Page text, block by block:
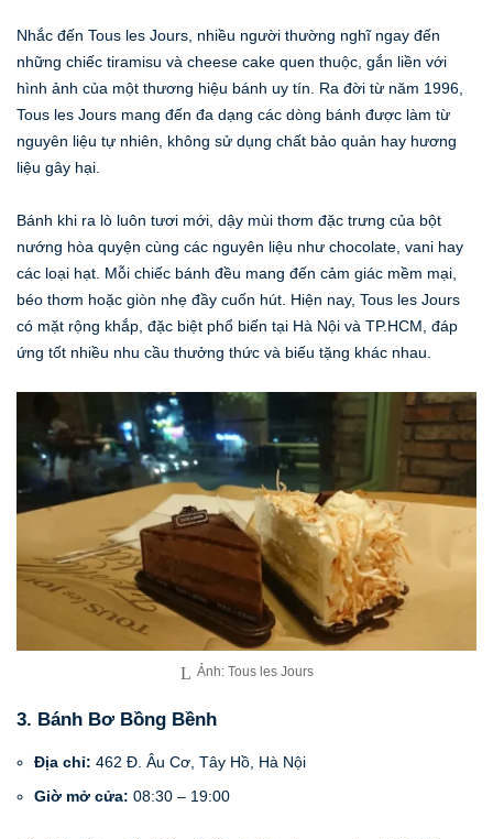
Nhắc đến Tous les Jours, nhiều người thường nghĩ ngay đến
những chiếc tiramisu và cheese cake quen thuộc, gắn liền với
hình ảnh của một thương hiệu bánh uy tín. Ra đời từ năm 1996,
Tous les Jours mang đến đa dạng các dòng bánh được làm từ
nguyên liệu tự nhiên, không sử dụng chất bảo quản hay hương
liệu gây hại.
Bánh khi ra lò luôn tươi mới, dậy mùi thơm đặc trưng của bột
nướng hòa quyện cùng các nguyên liệu như chocolate, vani hay
các loại hạt. Mỗi chiếc bánh đều mang đến cảm giác mềm mại,
béo thơm hoặc giòn nhẹ đầy cuốn hút. Hiện nay, Tous les Jours
có mặt rộng khắp, đặc biệt phổ biến tại Hà Nội và TP.HCM, đáp
ứng tốt nhiều nhu cầu thưởng thức và biếu tặng khác nhau.
Ảnh: Tous les Jours
3. Bánh Bơ Bồng Bềnh
Địa chỉ: 462 Đ. Âu Cơ, Tây Hồ, Hà Nội
Giờ mở cửa: 08:30 – 19:00